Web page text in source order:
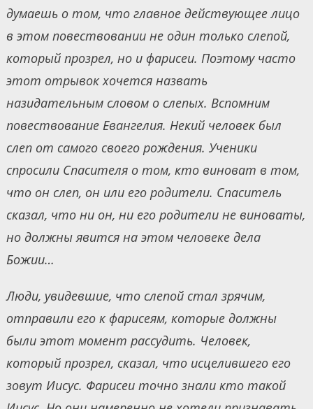
думаешь о том, что главное действующее лицо
в этом повествовании не один только слепой,
который прозрел, но и фарисеи. Поэтому часто
этот отрывок хочется назвать
назидательным словом о слепых. Вспомним
повествование Евангелия. Некий человек был
слеп от самого своего рождения. Ученики
спросили Спасителя о том, кто виноват в том,
что он слеп, он или его родители. Спаситель
сказал, что ни он, ни его родители не виноваты,
но должны явится на этом человеке дела
Божии…
Люди, увидевшие, что слепой стал зрячим,
отправили его к фарисеям, которые должны
были этот момент рассудить. Человек,
который прозрел, сказал, что исцелившего его
зовут Иисус. Фарисеи точно знали кто такой